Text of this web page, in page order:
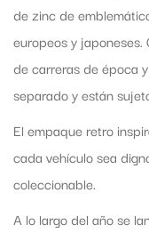
de zinc de
europeos y japoneses.
de carreras de época
separado y están
El empaque retro
cada vehículo sea
coleccionable.
A lo largo del año se